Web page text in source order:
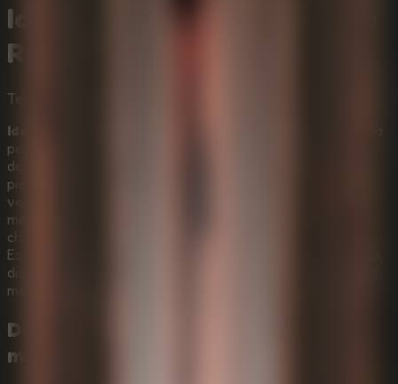
Idols Of Ash - Online Escape
Room de terror atmosférico
Terror
Idols Of Ash
persona construido alrededor de una orden aterradora:
desciende. Dentro de una colosal estructura antigua de
piedra desmoronada, ceniza flotante y una profundidad
vertical imposible, tu objetivo es sobrevivir a miles de
metros de descenso mientras un depredador implacable y
chasqueante, el Murderpede, te caza desde las sombras.
Este intenso
disparo de gancho y sonido en un riesgo mientras avanzas
más hondo entre la ceniza.
Desciende entre ceniza, piedra y
miedo